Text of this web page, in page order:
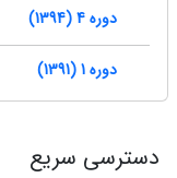
دوره 4 (1394)
دوره 1 (1391)
دسترسی سریع